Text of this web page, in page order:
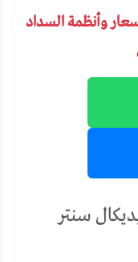
وأنظمة السداد
سنتر